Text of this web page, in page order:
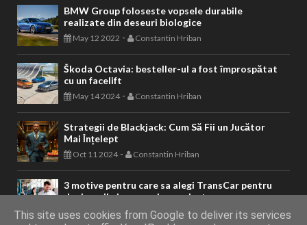
BMW Group foloseste vopsele durabile
realizate din deseuri biologice
May 12 2022 - Constantin Hriban
Škoda Octavia: besteller-ul a fost împrospătat
cu un facelift
May 14 2024- Constantin Hriban
Strategii de Blackjack: Cum Să Fii un Jucător
Mai Înțelept
Oct 11 2024- Constantin Hriban
3 motive pentru care sa alegi TransCar pentru
deplasarile in grupuri organizate
Apr 27 2020- Constantin Hriban
This site uses cookies from Google to deliver its services